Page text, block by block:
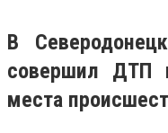
В
совершил ДТП
места